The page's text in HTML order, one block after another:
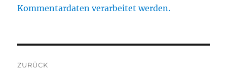
Kommentardaten verarbeitet werden.
ZURÜCK